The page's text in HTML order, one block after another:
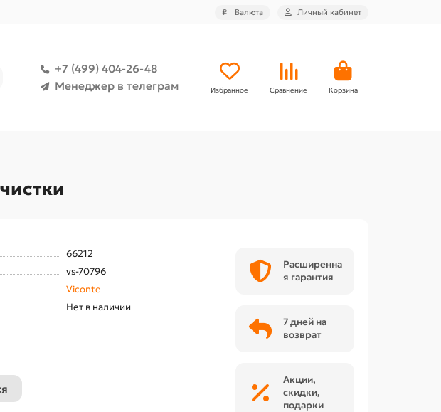
₽ Валюта Личный кабинет
+7 (499) 404-26-48
Менеджер в телеграм
Избранное Сравнение Корзина
66212
vs-70796
Viconte
Нет в наличии
Расширенна
я гарантия
7 дней на
возврат
Акции,
скидки,
подарки